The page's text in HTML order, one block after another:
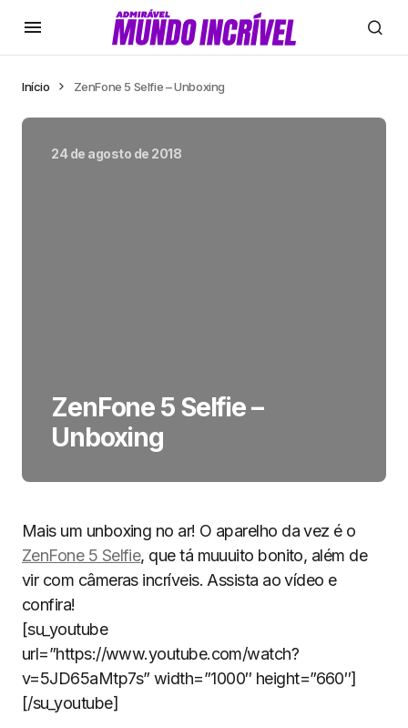
Início ZenFone 5 Selfie – Unboxing
24 de agosto de 2018
ZenFone 5 Selfie –
Unboxing
Mais um unboxing no ar! O aparelho da vez é o
ZenFone 5 Selfie, que tá muuuito bonito, além de
vir com câmeras incríveis. Assista ao vídeo e
confira!
[su_youtube
url=”https://www.youtube.com/watch?
v=5JD65aMtp7s” width=”1000″ height=”660″]
[/su_youtube]